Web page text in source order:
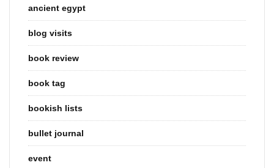
ancient egypt
blog visits
book review
book tag
bookish lists
bullet journal
event